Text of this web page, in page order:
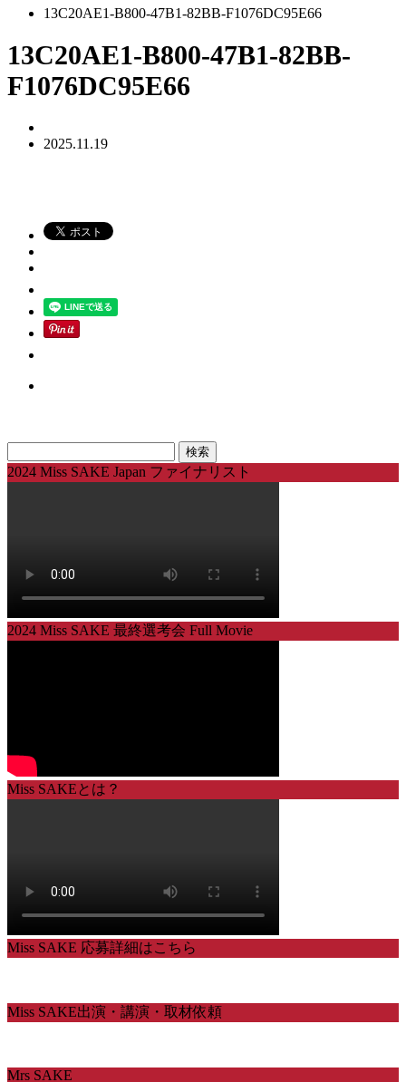
13C20AE1-B800-47B1-82BB-F1076DC95E66
13C20AE1-B800-47B1-82BB-
F1076DC95E66
2025.11.19
索:
2024 Miss SAKE Japan ファイナリスト
2024 Miss SAKE 最終選考会 Full Movie
Miss SAKEとは？
Miss SAKE 応募詳細はこちら
Miss SAKE出演・講演・取材依頼
Mrs SAKE